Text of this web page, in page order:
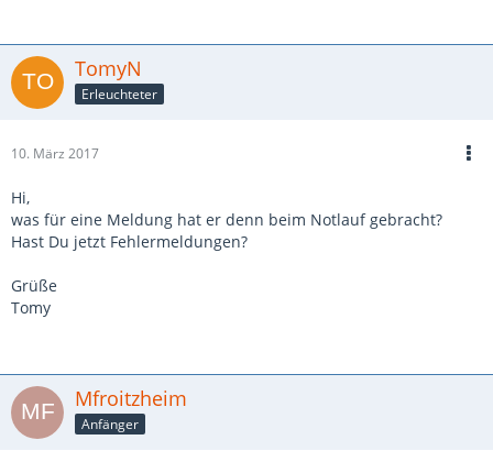
TomyN
Erleuchteter
10. März 2017
Hi,
was für eine Meldung hat er denn beim Notlauf gebracht?
Hast Du jetzt Fehlermeldungen?
Grüße
Tomy
Mfroitzheim
Anfänger